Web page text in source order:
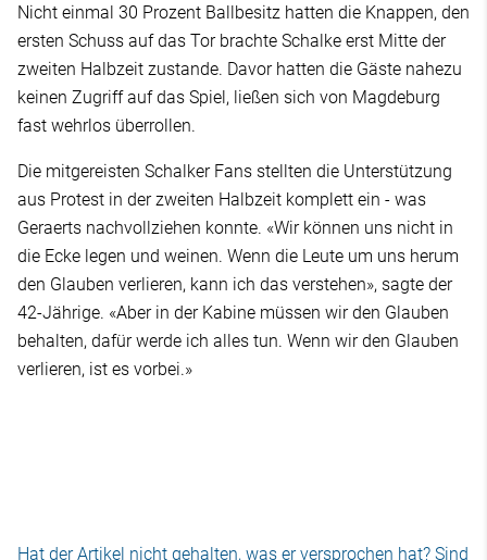
Nicht einmal 30 Prozent Ballbesitz hatten die Knappen, den
ersten Schuss auf das Tor brachte Schalke erst Mitte der
zweiten Halbzeit zustande. Davor hatten die Gäste nahezu
keinen Zugriff auf das Spiel, ließen sich von Magdeburg
fast wehrlos überrollen.
Die mitgereisten Schalker Fans stellten die Unterstützung
aus Protest in der zweiten Halbzeit komplett ein - was
Geraerts nachvollziehen konnte. «Wir können uns nicht in
die Ecke legen und weinen. Wenn die Leute um uns herum
den Glauben verlieren, kann ich das verstehen», sagte der
42-Jährige. «Aber in der Kabine müssen wir den Glauben
behalten, dafür werde ich alles tun. Wenn wir den Glauben
verlieren, ist es vorbei.»
Hat der Artikel nicht gehalten, was er versprochen hat? Sind